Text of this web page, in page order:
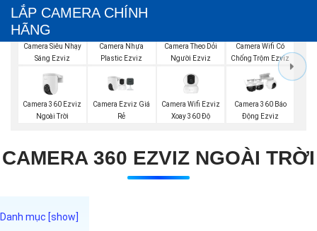
LẮP CAMERA CHÍNH
HÃNG
Camera Siêu Nhạy
Sáng Ezviz
Camera Nhựa
Plastic Ezviz
Camera Theo Dỏi
Người Ezviz
Camera Wifi Có
Chống Trộm Ezviz
Camera 360 Ezviz
Ngoài Trời
Camera Ezviz Giá
Rẻ
Camera Wifi Ezviz
Xoay 360 Độ
Camera 360 Báo
Động Ezviz
CAMERA 360 EZVIZ NGOÀI TRỜI